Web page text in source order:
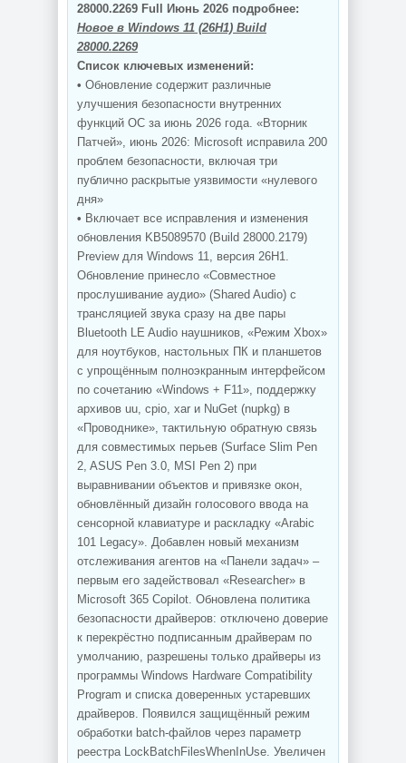
28000.2269 Full Июнь 2026 подробнее:
Новое в Windows 11 (26H1) Build
28000.2269
Список ключевых изменений:
• Обновление содержит различные
улучшения безопасности внутренних
функций ОС за июнь 2026 года. «Вторник
Патчей», июнь 2026: Microsoft исправила 200
проблем безопасности, включая три
публично раскрытые уязвимости «нулевого
дня»
• Включает все исправления и изменения
обновления KB5089570 (Build 28000.2179)
Preview для Windows 11, версия 26H1.
Обновление принесло «Совместное
прослушивание аудио» (Shared Audio) с
трансляцией звука сразу на две пары
Bluetooth LE Audio наушников, «Режим Xbox»
для ноутбуков, настольных ПК и планшетов
с упрощённым полноэкранным интерфейсом
по сочетанию «Windows + F11», поддержку
архивов uu, cpio, xar и NuGet (nupkg) в
«Проводнике», тактильную обратную связь
для совместимых перьев (Surface Slim Pen
2, ASUS Pen 3.0, MSI Pen 2) при
выравнивании объектов и привязке окон,
обновлённый дизайн голосового ввода на
сенсорной клавиатуре и раскладку «Arabic
101 Legacy». Добавлен новый механизм
отслеживания агентов на «Панели задач» –
первым его задействовал «Researcher» в
Microsoft 365 Copilot. Обновлена политика
безопасности драйверов: отключено доверие
к перекрёстно подписанным драйверам по
умолчанию, разрешены только драйверы из
программы Windows Hardware Compatibility
Program и списка доверенных устаревших
драйверов. Появился защищённый режим
обработки batch-файлов через параметр
реестра LockBatchFilesWhenInUse. Увеличен